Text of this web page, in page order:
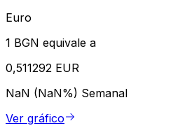
Euro
1 BGN equivale a
0,511292 EUR
NaN (NaN%) Semanal
Ver gráfico